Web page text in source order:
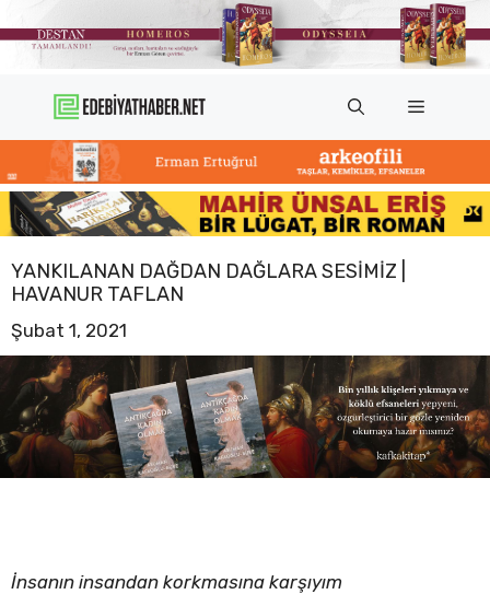
atla
Menü
YANKILANAN DAĞDAN DAĞLARA SESIMIZ |
HAVANUR TAFLAN
Şubat 1, 2021
İnsanın insandan korkmasına karşıyım